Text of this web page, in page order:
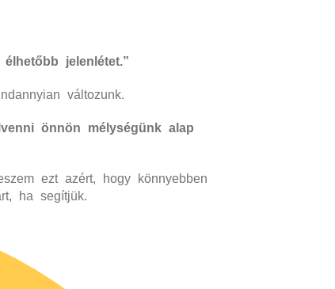
jelenlétet.”
változunk.
önnön mélységünk alap
ezt azért, hogy könnyebben
ha segítjük.